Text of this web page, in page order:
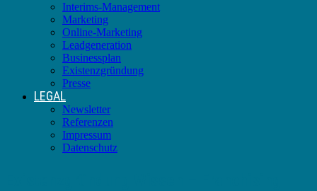
Interims-Management
Marketing
Online-Marketing
Leadgeneration
Businessplan
Existenzgründung
Presse
LEGAL
Newsletter
Referenzen
Impressum
Datenschutz